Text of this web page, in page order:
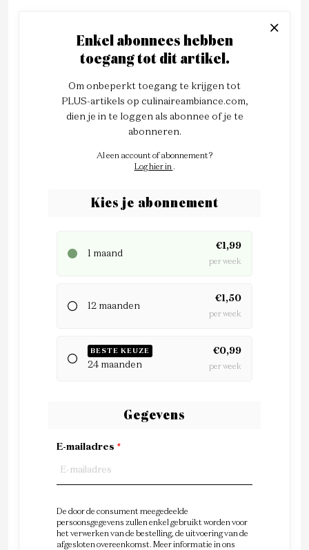
Enkel abonnees hebben
toegang tot dit artikel.
Om onbeperkt toegang te krijgen tot
PLUS-artikels op culinaireambiance.com,
dien je in te loggen als abonnee of je te
abonneren.
Al een account of abonnement?
Log hier in .
Kies je abonnement
1 maand
€1,99
per week
12 maanden
€1,50
per week
BESTE KEUZE
24 maanden
€0,99
per week
Gegevens
E-mailadres *
De door de consument meegedeelde
persoonsgegevens zullen enkel gebruikt worden voor
het verwerken van de bestelling, de uitvoering van de
afgesloten overeenkomst. Meer informatie in ons